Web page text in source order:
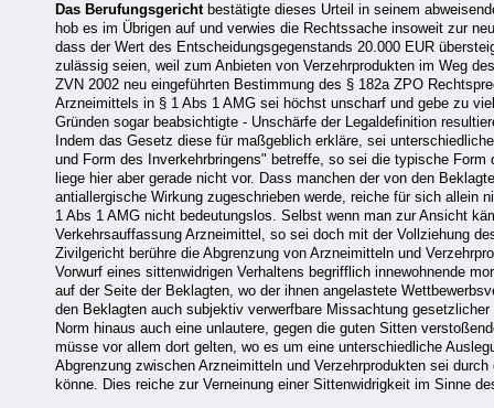
Das Berufungsgerichtbestätigte dieses Urteil in seinem
hob es im Übrigen auf und verwies die Rechtssache insoweit zur
dass der Wert des Entscheidungsgegenstands 20.000 EUR
zulässig seien, weil zum Anbieten von Verzehrprodukten im Weg
ZVN 2002 neu eingeführten Bestimmung des § 182a ZPO
Arzneimittels in § 1 Abs 1 AMG sei höchst unscharf und gebe zu
Gründen sogar beabsichtigte - Unschärfe der Legaldefinition
Indem das Gesetz diese für maßgeblich erkläre, sei
und Form des Inverkehrbringens" betreffe, so sei die typische
liege hier aber gerade nicht vor. Dass manchen der von den
antiallergische Wirkung zugeschrieben werde, reiche für sich allein
1 Abs 1 AMG nicht bedeutungslos. Selbst wenn man zur Ansicht
Verkehrsauffassung Arzneimittel, so sei doch mit der Vollziehung
Zivilgericht berühre die Abgrenzung von Arzneimitteln und
Vorwurf eines sittenwidrigen Verhaltens begrifflich innewohnende
auf der Seite der Beklagten, wo der ihnen angelastete
den Beklagten auch subjektiv verwerfbare Missachtung
Norm hinaus auch eine unlautere, gegen die guten Sitten
müsse vor allem dort gelten, wo es um eine unterschiedliche
Abgrenzung zwischen Arzneimitteln und Verzehrprodukten sei
könne. Dies reiche zur Verneinung einer Sittenwidrigkeit im Sinne